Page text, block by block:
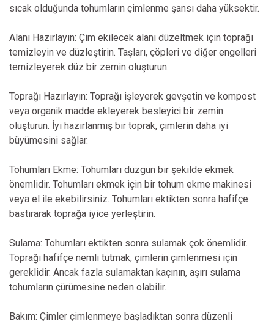
sıcak olduğunda tohumların çimlenme şansı daha yüksektir.
Alanı Hazırlayın: Çim ekilecek alanı düzeltmek için toprağı
temizleyin ve düzleştirin. Taşları, çöpleri ve diğer engelleri
temizleyerek düz bir zemin oluşturun.
Toprağı Hazırlayın: Toprağı işleyerek gevşetin ve kompost
veya organik madde ekleyerek besleyici bir zemin
oluşturun. İyi hazırlanmış bir toprak, çimlerin daha iyi
büyümesini sağlar.
Tohumları Ekme: Tohumları düzgün bir şekilde ekmek
önemlidir. Tohumları ekmek için bir tohum ekme makinesi
veya el ile ekebilirsiniz. Tohumları ektikten sonra hafifçe
bastırarak toprağa iyice yerleştirin.
Sulama: Tohumları ektikten sonra sulamak çok önemlidir.
Toprağı hafifçe nemli tutmak, çimlerin çimlenmesi için
gereklidir. Ancak fazla sulamaktan kaçının, aşırı sulama
tohumların çürümesine neden olabilir.
Bakım: Çimler çimlenmeye başladıktan sonra düzenli